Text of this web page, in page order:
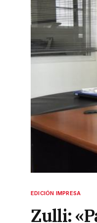
EDICIÓN IMPRESA
Zulli: